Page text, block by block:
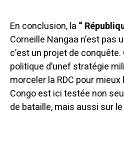
En conclusion, la “
Corneille Nangaa n’est pas
c’est un projet de conquête.
politique d’unef stratégie
morceler la RDC pour mieux
Congo est ici testée non
de bataille, mais aussi sur